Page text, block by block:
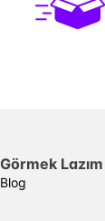
Görmek Lazım
Blog